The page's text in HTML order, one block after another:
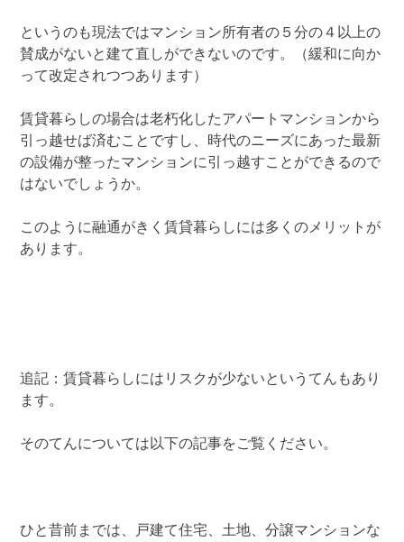
というのも現法ではマンション所有者の５分の４以上の
賛成がないと建て直しができないのです。（緩和に向か
って改定されつつあります）
賃貸暮らしの場合は老朽化したアパートマンションから
引っ越せば済むことですし、時代のニーズにあった最新
の設備が整ったマンションに引っ越すことができるので
はないでしょうか。
このように融通がきく賃貸暮らしには多くのメリットが
あります。
追記：賃貸暮らしにはリスクが少ないというてんもあり
ます。
そのてんについては以下の記事をご覧ください。
ひと昔前までは、戸建て住宅、土地、分譲マンションな